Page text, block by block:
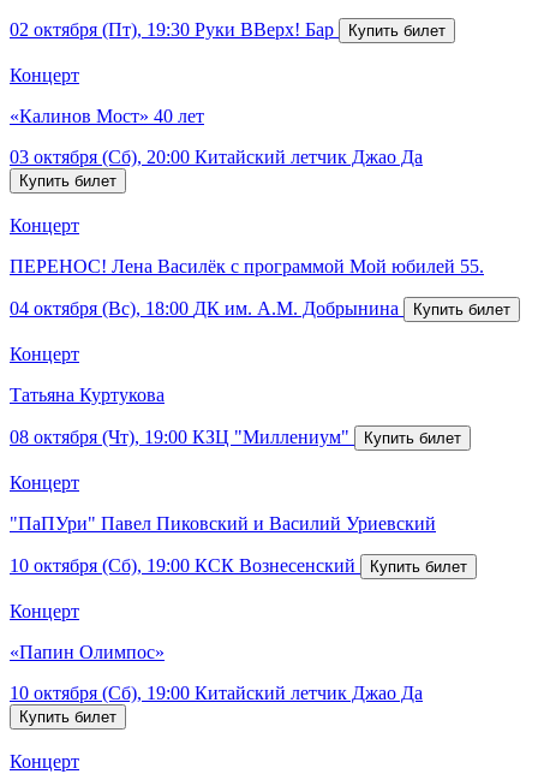
02 октября (Пт), 19:30 Руки ВВерх! Бар
Концерт
«Калинов Мост» 40 лет
03 октября (Сб), 20:00 Китайский летчик Джао Да
Концерт
ПЕРЕНОС! Лена Василёк с программой Мой юбилей 55.
04 октября (Вс), 18:00 ДК им. А.М. Добрынина
Концерт
Татьяна Куртукова
08 октября (Чт), 19:00 КЗЦ "Миллениум"
Концерт
"ПаПУри" Павел Пиковский и Василий Уриевский
10 октября (Сб), 19:00 КСК Вознесенский
Концерт
«Папин Олимпос»
10 октября (Сб), 19:00 Китайский летчик Джао Да
Концерт